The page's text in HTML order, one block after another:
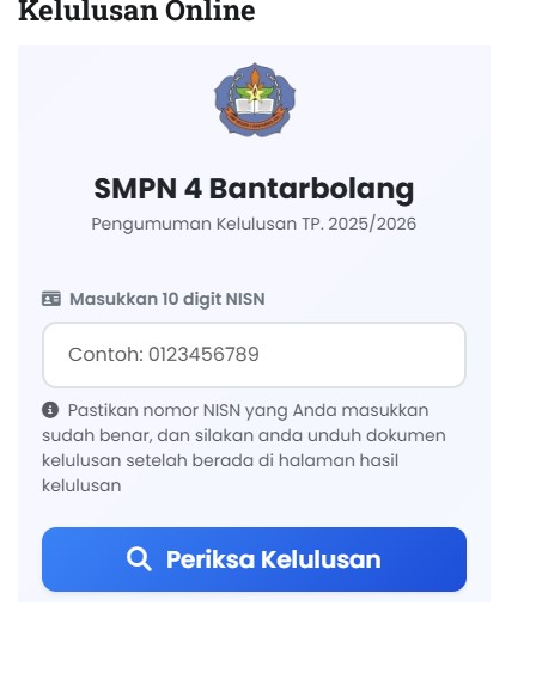
Kelulusan Online